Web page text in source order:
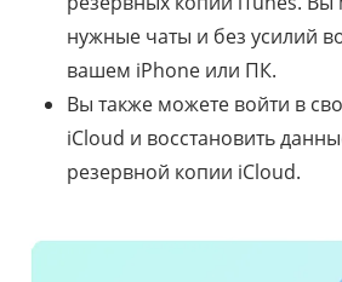
нужные чаты и без усилий
вашем iPhone или ПК.
Вы также можете войти в
iCloud и восстановить
резервной копии iCloud.